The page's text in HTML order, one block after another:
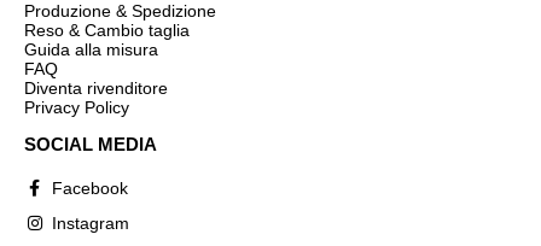
Produzione & Spedizione
Reso & Cambio taglia
Guida alla misura
FAQ
Diventa rivenditore
Privacy Policy
SOCIAL MEDIA
Facebook
Instagram